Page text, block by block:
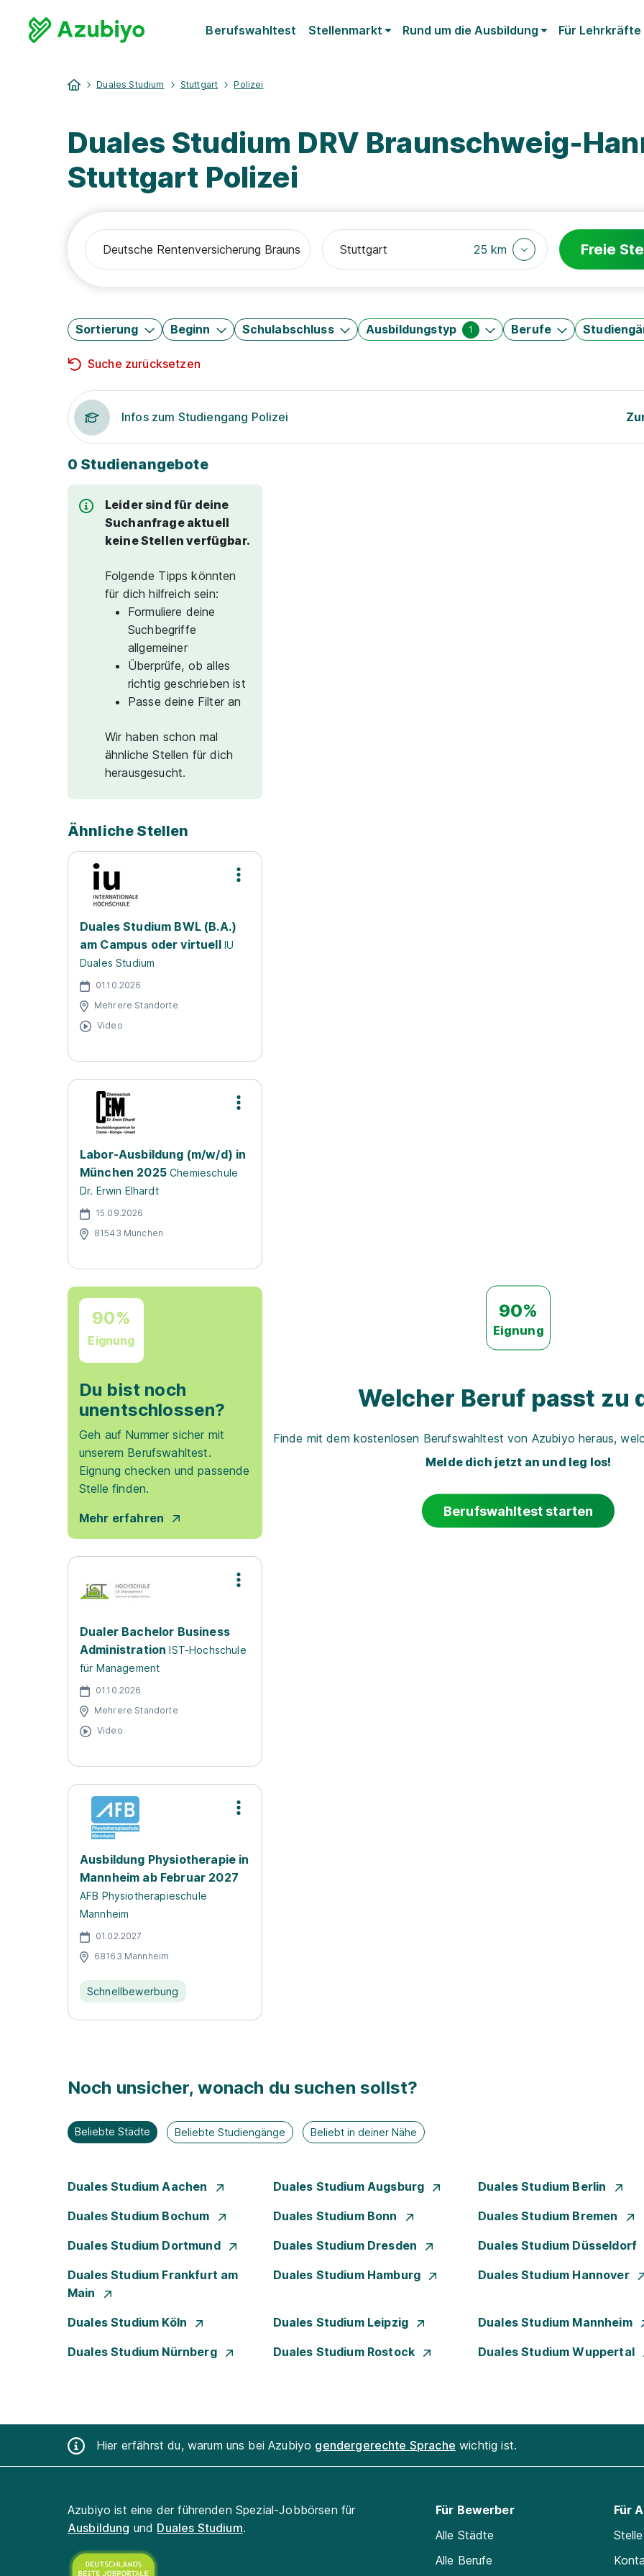
Berufswahltest Stellenmarkt Rund um die Ausbildung Für Lehrkräfte
Duales Studium Stuttgart Polizei
Duales Studium DRV Braunschweig-
Stuttgart Polizei
25 km Freie
Sortierung Beginn Schulabschluss Ausbildungstyp 1 Berufe
Suche zurücksetzen
Infos zum Studiengang Polizei
0 Studienangebote
Leider sind für deine
Suchanfrage aktuell
keine Stellen verfügbar.
Folgende Tipps könnten
für dich hilfreich sein:
Formuliere deine
Suchbegriffe
allgemeiner
Überprüfe, ob alles
richtig geschrieben ist
Passe deine Filter an
Wir haben schon mal
ähnliche Stellen für dich
herausgesucht.
Ähnliche Stellen
Duales Studium BWL (B.A.)
am Campus oder virtuell IU
Duales Studium
01.10.2026
Mehrere Standorte
Video
Labor-Ausbildung (m/w/d) in
München 2025 Chemieschule
Dr. Erwin Elhardt
15.09.2026
81543 München
90%
Eignung
Du bist noch
unentschlossen?
Geh auf Nummer sicher mit
unserem Berufswahltest.
Eignung checken und passende
Stelle finden.
Mehr erfahren
Dualer Bachelor Business
Administration IST-Hochschule
für Management
01.10.2026
Mehrere Standorte
Video
Ausbildung Physiotherapie in
Mannheim ab Februar 2027
AFB Physiotherapieschule
Mannheim
01.02.2027
68163 Mannheim
Schnellbewerbung
90%
Eignung
Welcher Beruf passt zu
Finde mit dem kostenlosen Berufswahltest von Azubiyo heraus,
Melde dich jetzt an und leg los!
Berufswahltest starten
Noch unsicher, wonach du suchen sollst?
Beliebte Städte Beliebte Studiengänge Beliebt in deiner Nähe
Duales Studium Aachen Duales Studium Augsburg Duales Studium Berlin
Duales Studium Bochum Duales Studium Bonn Duales Studium Bremen
Duales Studium Dortmund Duales Studium Dresden Duales Studium Düsseldorf
Duales Studium Frankfurt am
Main
Duales Studium Hamburg Duales Studium Hannover
Duales Studium Köln Duales Studium Leipzig Duales Studium Mannheim
Duales Studium Nürnberg Duales Studium Rostock Duales Studium Wuppertal
Hier erfährst du, warum uns bei Azubiyo gendergerechte Sprache wichtig ist.
Azubiyo ist eine der führenden Spezial-Jobbörsen für
Ausbildung und Duales Studium.
Für Bewerber
Alle Städte
Alle Berufe
Für